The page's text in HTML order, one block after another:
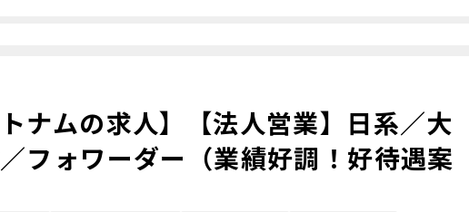
トナムの求人】【法人営業】日系／大
フォワーダー（業績好調！好待遇案